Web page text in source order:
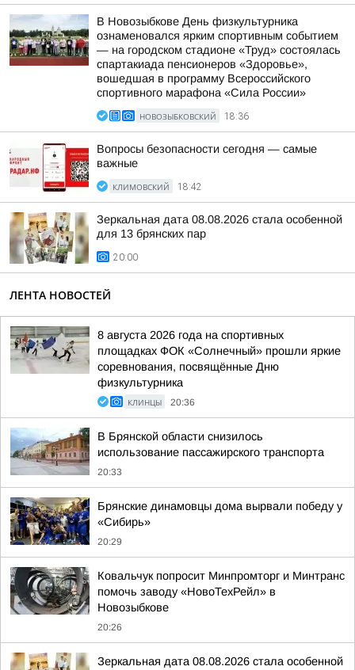
В Новозыбкове День физкультурника
ознаменовался ярким спортивным событием
— на городском стадионе «Труд» состоялась
спартакиада пенсионеров «Здоровье»,
вошедшая в программу Всероссийского
спортивного марафона «Сила России»
НОВОЗЫБКОВСКИЙ 18:36
Вопросы безопасности сегодня — самые
важные
КЛИМОВСКИЙ 18:42
Зеркальная дата 08.08.2026 стала особенной
для 13 брянских пар
20:00
ЛЕНТА НОВОСТЕЙ
8 августа 2026 года на спортивных
площадках ФОК «Солнечный» прошли яркие
соревнования, посвящённые Дню
физкультурника
КЛИНЦЫ 20:36
В Брянской области снизилось
использование пассажирского транспорта
20:33
Брянские динамовцы дома вырвали победу у
«Сибирь»
20:29
Ковальчук попросит Минпромторг и Минтранс
помочь заводу «НовоТехРейл» в
Новозыбкове
20:26
Зеркальная дата 08.08.2026 стала особенной